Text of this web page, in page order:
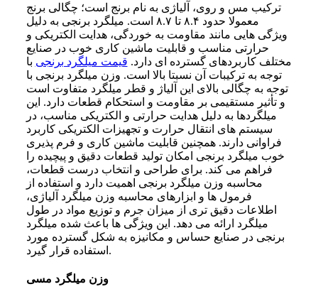
ترکیب مس و روی، آلیاژی به نام برنج است؛ چگالی برنج
معمولا حدود ۸.۴ تا ۸.۷ است. میلگرد برنجی به دلیل
ویژگی هایی مانند مقاومت به خوردگی، هدایت الکتریکی و
حرارتی مناسب و قابلیت ماشین کاری خوب در صنایع
مختلف کاربردهای گسترده ای دارد. قیمت میلگرد برنجی با
توجه به ترکیبات آن نسبتا بالا است. وزن میلگرد برنجی با
توجه به چگالی بالای این آلیاژ و قطر میلگرد متفاوت است
و تأثیر مستقیمی بر مقاومت و استحکام قطعات دارد. این
میلگردها به دلیل هدایت حرارتی و الکتریکی مناسب، در
سیستم‌ های انتقال حرارت و تجهیزات الکتریکی کاربرد
فراوانی دارند. همچنین قابلیت ماشین‌ کاری و فرم‌ پذیری
خوب میلگرد برنجی امکان تولید قطعات دقیق و پیچیده را
فراهم می‌ کند. برای طراحی و انتخاب درست قطعات،
محاسبه وزن میلگرد برنجی اهمیت دارد و استفاده از
فرمول‌ ها و ابزارهای محاسبه وزن میلگرد آلیاژی،
اطلاعات دقیق‌ تری از میزان جرم و توزیع مواد در طول
میلگرد ارائه می‌ دهد. این ویژگی‌ ها باعث شده میلگرد
برنجی در صنایع حساس و مکانیزه به شکل گسترده مورد
استفاده قرار گیرد.
وزن میلگرد مسی